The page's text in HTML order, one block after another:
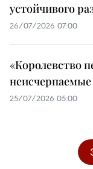
устойчивого
26/07/2026 07:00
«Королевство
25/07/2026 05:00